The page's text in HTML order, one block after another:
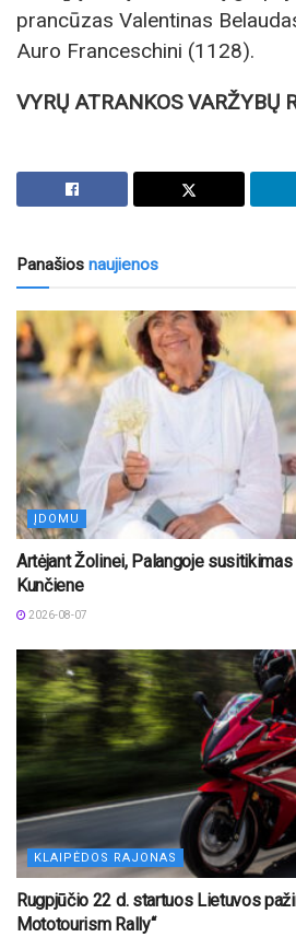
prancūzas Valentinas
Auro Franceschini (1128).
VYRŲ ATRANKOS VARŽYBŲ
Panašios naujienos
ĮDOMU
Artėjant Žolinei, Palangoje
Kunčiene
2026-08-07
KLAIPĖDOS RAJONAS
Rugpjūčio 22 d. startuos Lietuvos
Mototourism Rally“